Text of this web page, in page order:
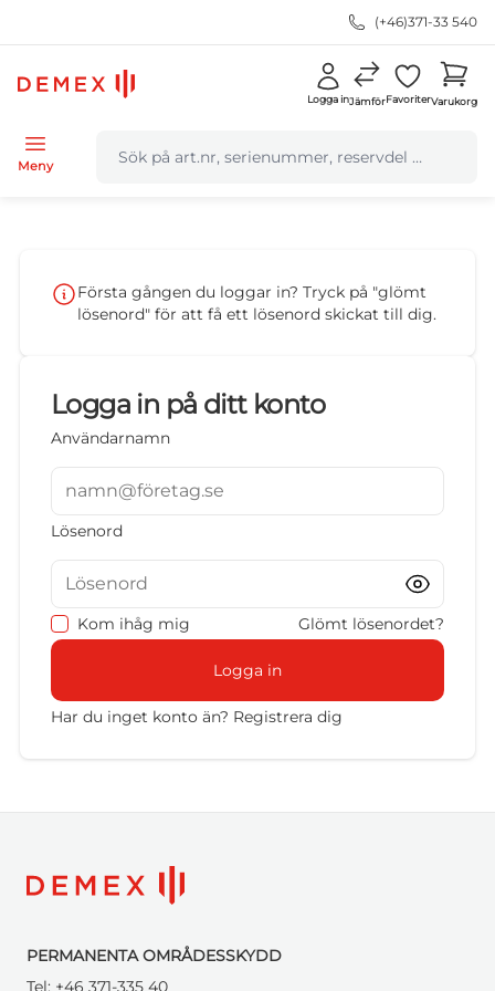
(+46)371-33 540
Logga inJämförFavoriterVarukorg
Meny
Första gången du loggar in? Tryck på "glömt
lösenord" för att få ett lösenord skickat till dig.
Logga in på ditt konto
Användarnamn
namn@företag.se
Lösenord
Lösenord
Kom ihåg mig Glömt lösenordet?
Logga in
Har du inget konto än? Registrera dig
PERMANENTA OMRÅDESSKYDD
Tel: +46 371-335 40